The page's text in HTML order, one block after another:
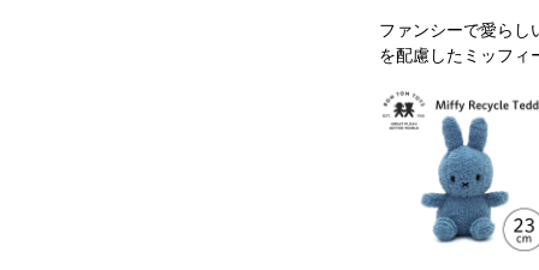
ファンシーで愛らし
を配慮したミッフィ